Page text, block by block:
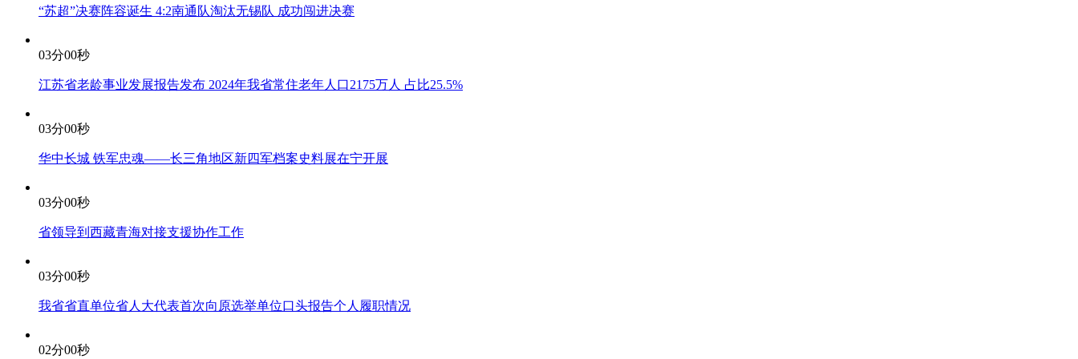
“苏超”决赛阵容诞生 4:2南通队淘汰无锡队 成功闯进决赛
03分00秒
江苏省老龄事业发展报告发布 2024年我省常住老年人口2175万人 占比25.5%
03分00秒
华中长城 铁军忠魂——长三角地区新四军档案史料展在宁开展
03分00秒
省领导到西藏青海对接支援协作工作
03分00秒
我省省直单位省人大代表首次向原选举单位口头报告个人履职情况
02分00秒